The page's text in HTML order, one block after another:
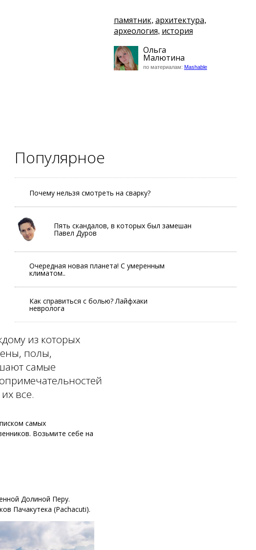
памятник, архитектура,
археология, история
Ольга
Малютина
по материалам: Mashable
Популярное
Почему нельзя смотреть на сварку?
Пять скандалов, в которых был замешан
Павел Дуров
Очередная новая планета! С умеренным
климатом..
Как справиться с болью? Лайфхаки
невролога
из которых
полы,
самые
все.
самых
Возьмите себе на
Долиной Перу.
Пачакутека (Pachacuti).